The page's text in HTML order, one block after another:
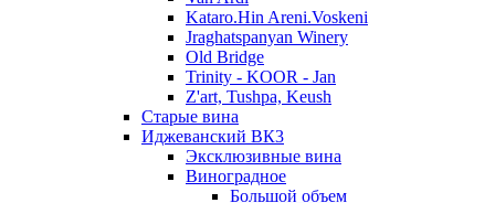
Kataro.Hin Areni.Voskeni
Jraghatspanyan Winery
Old Bridge
Trinity - KOOR - Jan
Z'art, Tushpa, Keush
Старые вина
Иджеванский ВК3
Эксклюзивные вина
Виноградное
Большой объем